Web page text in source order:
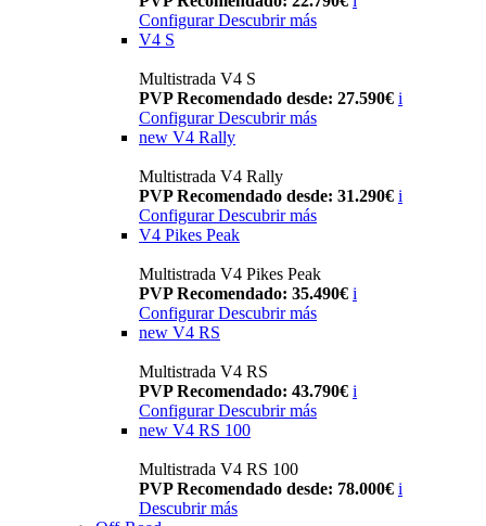
Configurar Descubrir más
V4 S
Multistrada V4 S
PVP Recomendado desde: 27.590€ i
Configurar Descubrir más
new V4 Rally
Multistrada V4 Rally
PVP Recomendado desde: 31.290€ i
Configurar Descubrir más
V4 Pikes Peak
Multistrada V4 Pikes Peak
PVP Recomendado: 35.490€ i
Configurar Descubrir más
new V4 RS
Multistrada V4 RS
PVP Recomendado: 43.790€ i
ConfigurarDescubrir más
new V4 RS 100
Multistrada V4 RS 100
PVP Recomendado desde: 78.000€ i
Descubrir más